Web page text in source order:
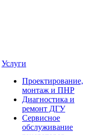
Услуги
Проектирование,
монтаж и ПНР
Диагностика и
ремонт ДГУ
Сервисное
обслуживание